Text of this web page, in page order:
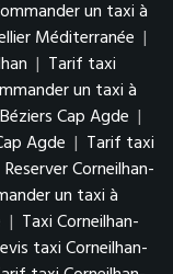
un taxi à
Méditerranée |
| Tarif taxi
un taxi à
Cap Agde |
Agde | Tarif taxi
Reserver Corneilhan-
un taxi à
| Taxi Corneilhan-
taxi Corneilhan-